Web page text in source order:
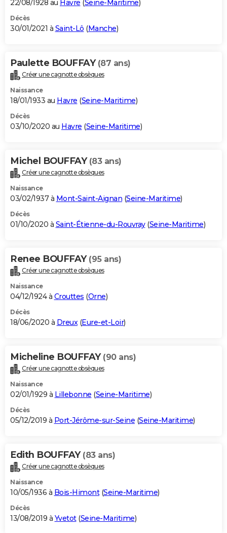
22/08/1928 au Havre (Seine-Maritime)
Décès
30/01/2021 à Saint-Lô (Manche)
Paulette BOUFFAY (87 ans)
Créer une cagnotte obsèques
Naissance
18/01/1933 au Havre (Seine-Maritime)
Décès
03/10/2020 au Havre (Seine-Maritime)
Michel BOUFFAY (83 ans)
Créer une cagnotte obsèques
Naissance
03/02/1937 à Mont-Saint-Aignan (Seine-Maritime)
Décès
01/10/2020 à Saint-Étienne-du-Rouvray(Seine-Maritime)
Renee BOUFFAY (95 ans)
Créer une cagnotte obsèques
Naissance
04/12/1924 à Crouttes (Orne)
Décès
18/06/2020 à Dreux(Eure-et-Loir)
Micheline BOUFFAY (90 ans)
Créer une cagnotte obsèques
Naissance
02/01/1929 à Lillebonne (Seine-Maritime)
Décès
05/12/2019 à Port-Jérôme-sur-Seine (Seine-Maritime)
Edith BOUFFAY (83 ans)
Créer une cagnotte obsèques
Naissance
10/05/1936 à Bois-Himont(Seine-Maritime)
Décès
13/08/2019 à Yvetot(Seine-Maritime)